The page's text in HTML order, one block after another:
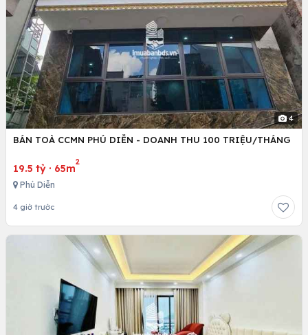
4
BÁN TOÀ CCMN PHÚ DIỄN - DOANH THU 100 TRIỆU/THÁNG
19.5 tỷ · 65m
2
Phú Diễn
4 giờ trước